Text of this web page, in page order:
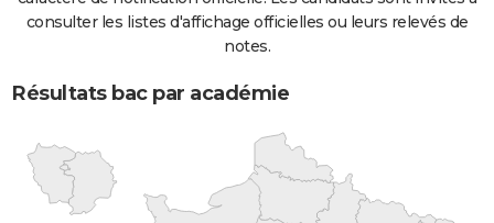
consulter les listes d'affichage officielles ou leurs relevés de
notes.
Résultats bac par académie